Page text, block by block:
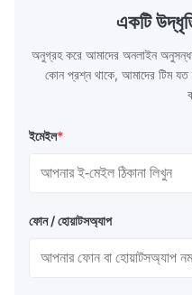
একটি
অনুগ্রহ করে আমাদের অনলাইন
কোন প্রশ্ন থাকে, আমাদের টিম
ইমেইল*
ফোন / হোয়াটসঅ্যাপ